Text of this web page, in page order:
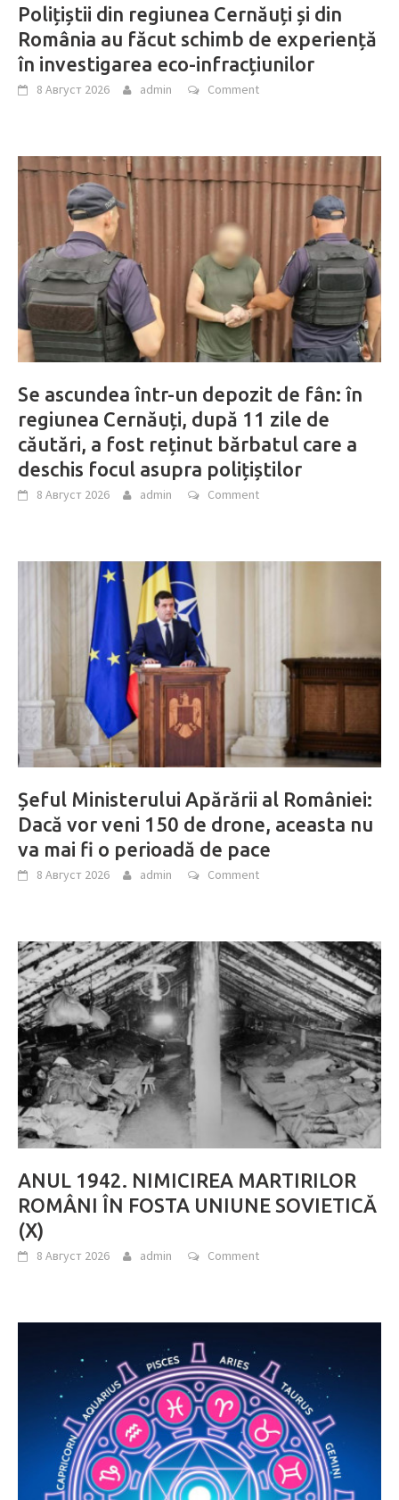
Polițiștii din regiunea Cernăuți și din
România au făcut schimb de experiență
în investigarea eco-infracțiunilor
8 Август 2026 admin Comment
Se ascundea într-un depozit de fân: în
regiunea Cernăuți, după 11 zile de
căutări, a fost reținut bărbatul care a
deschis focul asupra polițiștilor
8 Август 2026 admin Comment
Șeful Ministerului Apărării al României:
Dacă vor veni 150 de drone, aceasta nu
va mai fi o perioadă de pace
8 Август 2026 admin Comment
ANUL 1942. NIMICIREA MARTIRILOR
ROMÂNI ÎN FOSTA UNIUNE SOVIETICĂ
(X)
8 Август 2026 admin Comment